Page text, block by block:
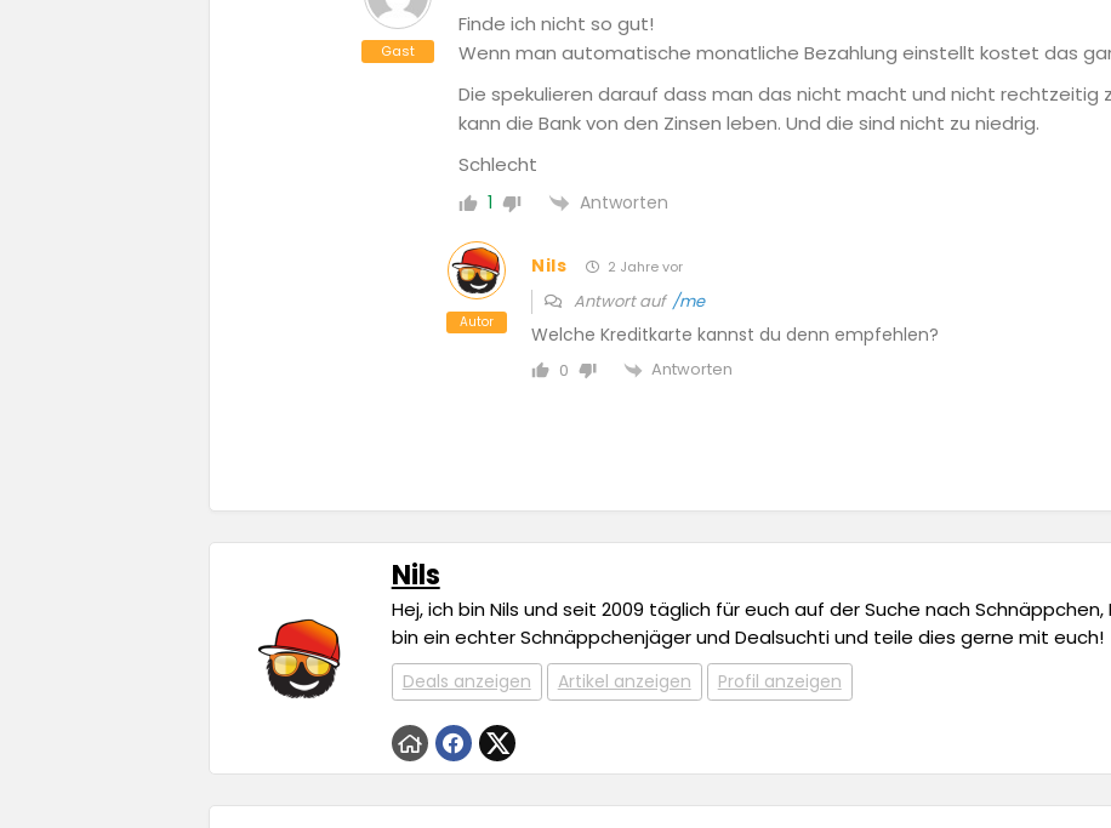
Gast
Finde ich nicht so gut!
Wenn man automatische monatliche Bezahlung einstellt kostet das
Die spekulieren darauf dass man das nicht macht und nicht rechtzeitig
kann die Bank von den Zinsen leben. Und die sind nicht zu niedrig.
Schlecht
1 Antworten
Autor
Nils 2 Jahre vor
Antwort auf /me
Welche Kreditkarte kannst du denn empfehlen?
0 Antworten
Nils
Hej, ich bin Nils und seit 2009 täglich für euch auf der Suche nach
bin ein echter Schnäppchenjäger und Dealsuchti und teile dies gerne mit euch!
Deals anzeigen Artikel anzeigen Profil anzeigen